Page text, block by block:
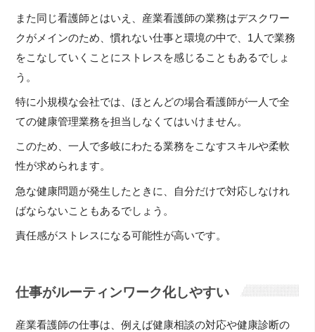
また同じ看護師とはいえ、産業看護師の業務はデスクワー
クがメインのため、慣れない仕事と環境の中で、1人で業務
をこなしていくことにストレスを感じることもあるでしょ
う。
特に小規模な会社では、ほとんどの場合看護師が一人で全
ての健康管理業務を担当しなくてはいけません。
このため、一人で多岐にわたる業務をこなすスキルや柔軟
性が求められます。
急な健康問題が発生したときに、自分だけで対応しなけれ
ばならないこともあるでしょう。
責任感がストレスになる可能性が高いです。
仕事がルーティンワーク化しやすい
産業看護師の仕事は、例えば健康相談の対応や健康診断の